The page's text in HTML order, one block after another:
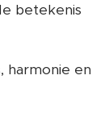
betekenis
harmonie en